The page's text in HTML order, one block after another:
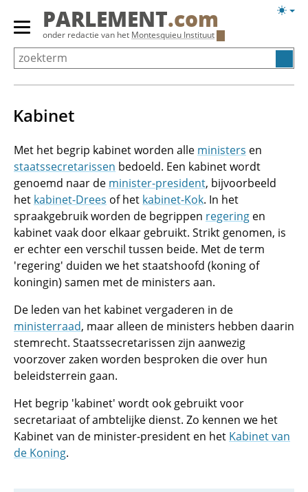
Overslaan
Primair
menu
tonen/verbergen
PARLEMENT.com
onder redactie van het Montesquieu Instituut
Kabinet
Met het begrip kabinet worden alle ministers en
staatssecretarissen bedoeld. Een kabinet wordt
genoemd naar de minister-president, bijvoorbeeld
het kabinet-Drees of het kabinet-Kok. In het
spraakgebruik worden de begrippen regering en
kabinet vaak door elkaar gebruikt. Strikt genomen, is
er echter een verschil tussen beide. Met de term
'regering' duiden we het staatshoofd (koning of
koningin) samen met de ministers aan.
De leden van het kabinet vergaderen in de
ministerraad, maar alleen de ministers hebben daarin
stemrecht. Staatssecretarissen zijn aanwezig
voorzover zaken worden besproken die over hun
beleidsterrein gaan.
Het begrip 'kabinet' wordt ook gebruikt voor
secretariaat of ambtelijke dienst. Zo kennen we het
Kabinet van de minister-president en het Kabinet van
de Koning.